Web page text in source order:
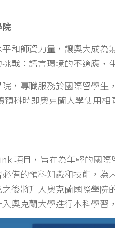
院
和師資力量，讓奧大成
戰：語言環境的不適應，
，專職服務於國際留學
預科時即奧克蘭大學使用
項目，旨在為年輕的國
備的預科知識和技能，為
後將升入奧克蘭國際學院
奧克蘭大學進行本科學習